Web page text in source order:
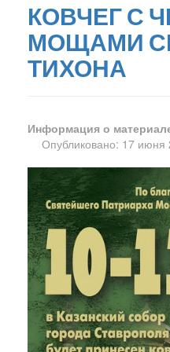
КОВЧЕГ С
МОЩАМИ
ТИХОНА
Информация о
Опубликовано: 17 июня